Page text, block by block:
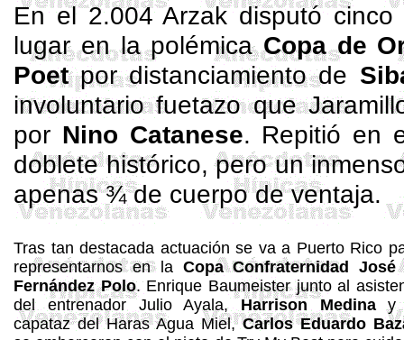
En el 2.004Arzakdisputó cinco
lugar en la polémicaCopa de
Poetpor distanciamiento de
involuntario fuetazo que
por Nino Catanese. Repitió en
doblete histórico, pero un
apenas ¾ de cuerpo de ventaja.
Tras tan destacada actuación se va a Puerto Rico
representarnos en la Copa Confraternidad
José
Fernández Polo. Enrique Baumeisterjunto al
del entrenador Julio Ayala, HarrisonMedinay
capataz delHarasAgua Miel,Carlos Eduardo